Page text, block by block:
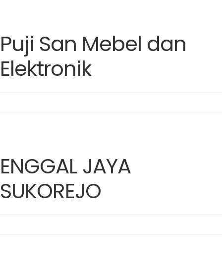
Puji San Mebel dan
Elektronik
ENGGAL JAYA
SUKOREJO